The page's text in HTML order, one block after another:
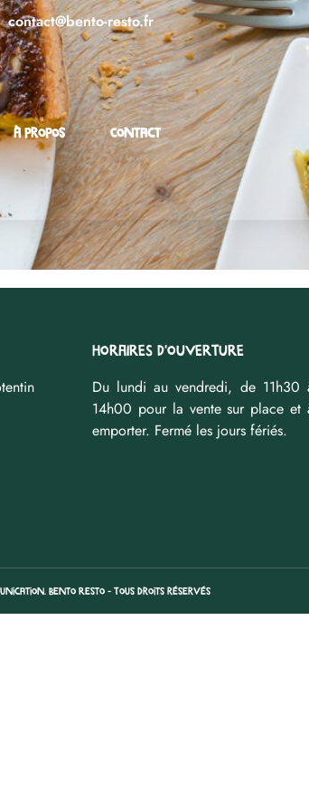
contact@bento-resto.fr
À propos Contact
HORAIRES D'OUVERTURE
Du lundi au vendredi, de 11h30
14h00 pour la vente sur place et
emporter. Fermé les jours fériés.
Bento Resto - Tous droits réservés